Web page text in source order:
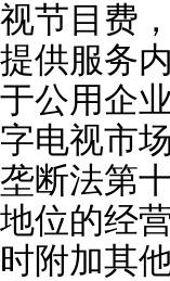
视节目费
提供服务
于公用企
字电视市
垄断法第
地位的经
时附加其